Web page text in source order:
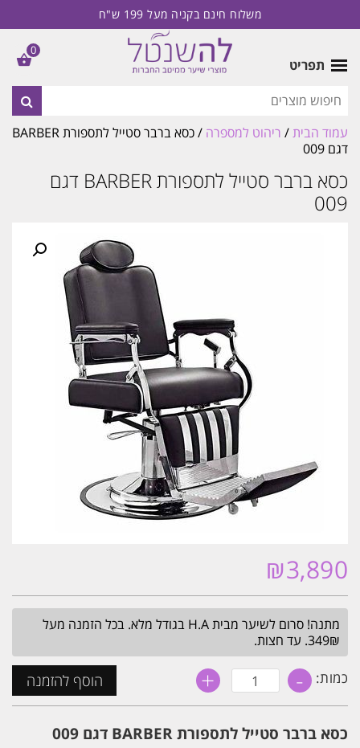
משלוח חינם בקניה מעל 199 ש"ח
תפריט
עמוד הבית/ ריהוט למספרה
/ כסא ברבר סטייל לתספורת BARBER
דגם 009
כסא ברבר סטייל לתספורת BARBER דגם
009
₪3,890
מתנה! סרום לשיער מבית H.A בגודל מלא. בכל הזמנה מעל
349₪. עד חצות.
כמות: - כמות
של
סטייל
לתספורת
+ הוסף להזמנה
כסא ברבר סטייל לתספורת BARBER דגם 009
0